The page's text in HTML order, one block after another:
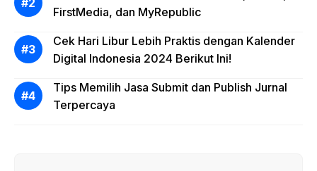
FirstMedia, dan MyRepublic
Cek Hari Libur Lebih Praktis dengan Kalender
Digital Indonesia 2024 Berikut Ini!
Tips Memilih Jasa Submit dan Publish Jurnal
Terpercaya